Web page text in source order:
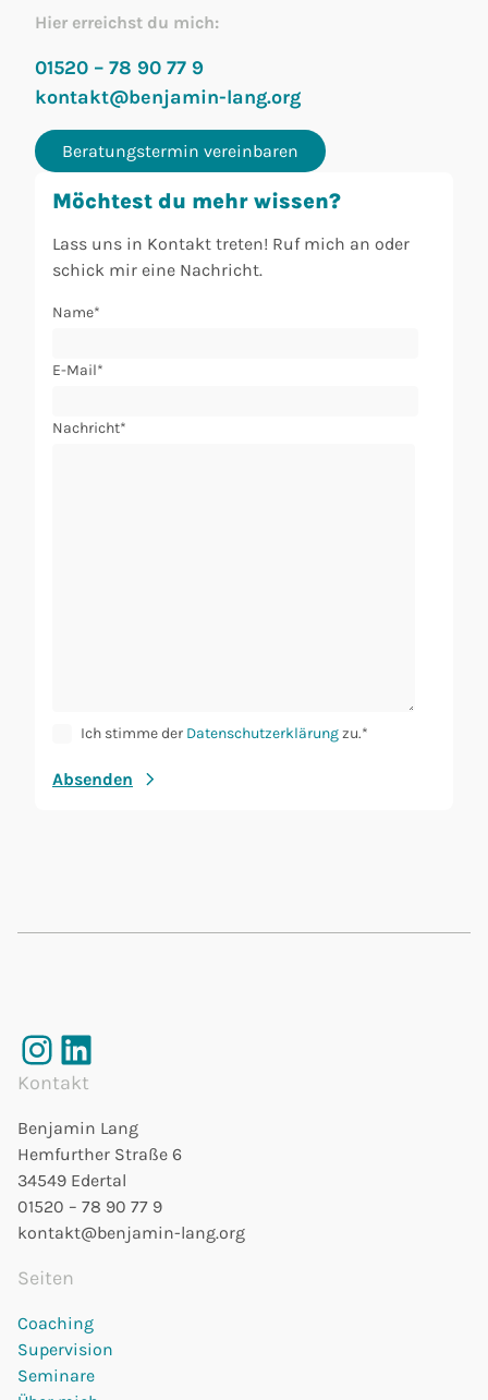
Hier erreichst du mich:
01520 – 78 90 77 9
kontakt@benjamin-lang.org
Beratungstermin vereinbaren
Möchtest du mehr wissen?
Lass uns in Kontakt treten! Ruf mich an oder
schick mir eine Nachricht.
Name*
E-Mail*
Nachricht*
Ich stimme der Datenschutzerklärungzu.*
Absenden
InstagramLinkedIn
Kontakt
Benjamin Lang
Hemfurther Straße 6
34549 Edertal
01520 – 78 90 77 9
kontakt@benjamin-lang.org
Seiten
Coaching
Supervision
Seminare